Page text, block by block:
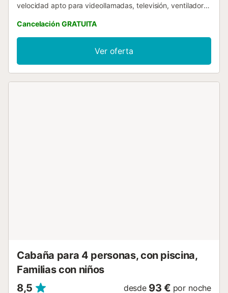
velocidad apto para videollamadas, televisión, ventilador,
comodidad. Para familias, hay cuna y trona disponibles.
Disfrutad del jardín privado y la terraza cubierta, ideales
para comidas al aire libre con barbacoa privada. La
piscina exterior privada y la ducha exterior ofrecen un plus
de confort durante vuestra estancia. Hay aparcamiento
Cancelación GRATUITA
Ver oferta
Cabaña para 4 personas, con piscina,
Familias con niños
8,5
desde 93 € por noche